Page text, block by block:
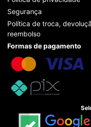
Segurança
Política de troca,
reembolso
Formas de pagamento